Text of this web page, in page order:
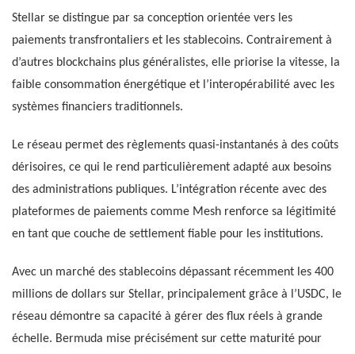
Stellar se distingue par sa conception orientée vers les
paiements transfrontaliers et les stablecoins. Contrairement à
d’autres blockchains plus généralistes, elle priorise la vitesse, la
faible consommation énergétique et l’interopérabilité avec les
systèmes financiers traditionnels.
Le réseau permet des règlements quasi-instantanés à des coûts
dérisoires, ce qui le rend particulièrement adapté aux besoins
des administrations publiques. L’intégration récente avec des
plateformes de paiements comme Mesh renforce sa légitimité
en tant que couche de settlement fiable pour les institutions.
Avec un marché des stablecoins dépassant récemment les 400
millions de dollars sur Stellar, principalement grâce à l’USDC, le
réseau démontre sa capacité à gérer des flux réels à grande
échelle. Bermuda mise précisément sur cette maturité pour